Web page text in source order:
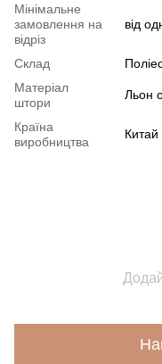
Мінімальне
замовлення на
відріз
від
Склад
Матеріал
штори
Льон
Країна
виробництва
Китай